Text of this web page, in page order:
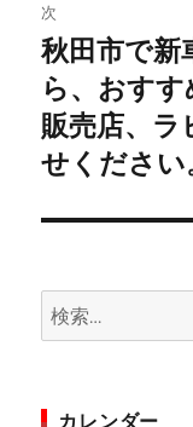
ー
シ
ョ
ン
次
次
の
投
稿:
秋田市で新
ら、おす
販売店、ラ
せください
検
索:
カレンダー